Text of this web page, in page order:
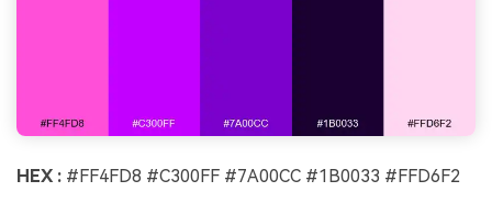
HEX : #FF4FD8 #C300FF #7A00CC #1B0033 #FFD6F2